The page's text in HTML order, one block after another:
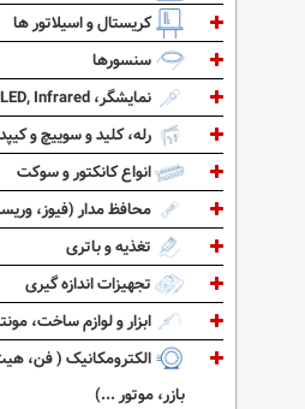
کریستال و اسیلاتور ها
سنسورها
نمایشگر، LED, Infrared,تاچ
رله، کلید و سوییچ و کیپد
انواع کانکتور و سوکت
محافظ مدار (فیوز،
تغذیه و باتری
تجهیزات اندازه گیری
ابزار و لوازم ساخت،
الکترومکانیک ( فن،
بازر، موتور ...)